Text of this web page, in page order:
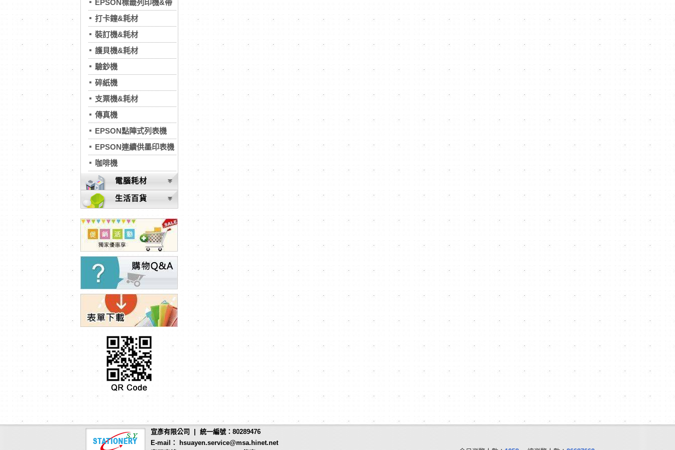
EPSON標籤列印機&帶
打卡鐘&耗材
裝訂機&耗材
護貝機&耗材
驗鈔機
碎紙機
支票機&耗材
傳真機
EPSON點陣式列表機
EPSON連續供墨印表機
咖啡機
電腦耗材
生活百貨
宣彥有限公司 | 統一編號：80289476
E-mail： hsuayen.service@msa.hinet.net